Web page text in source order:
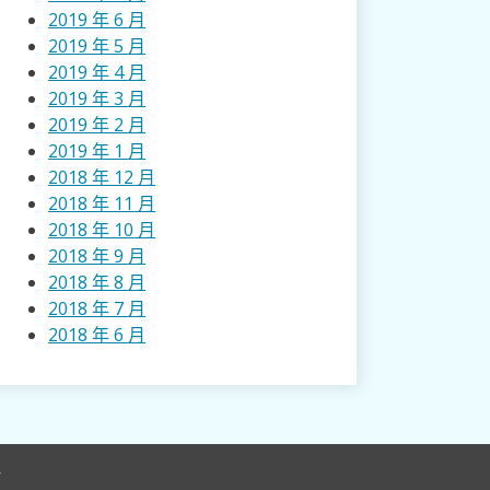
2019 年 6 月
2019 年 5 月
2019 年 4 月
2019 年 3 月
2019 年 2 月
2019 年 1 月
2018 年 12 月
2018 年 11 月
2018 年 10 月
2018 年 9 月
2018 年 8 月
2018 年 7 月
2018 年 6 月